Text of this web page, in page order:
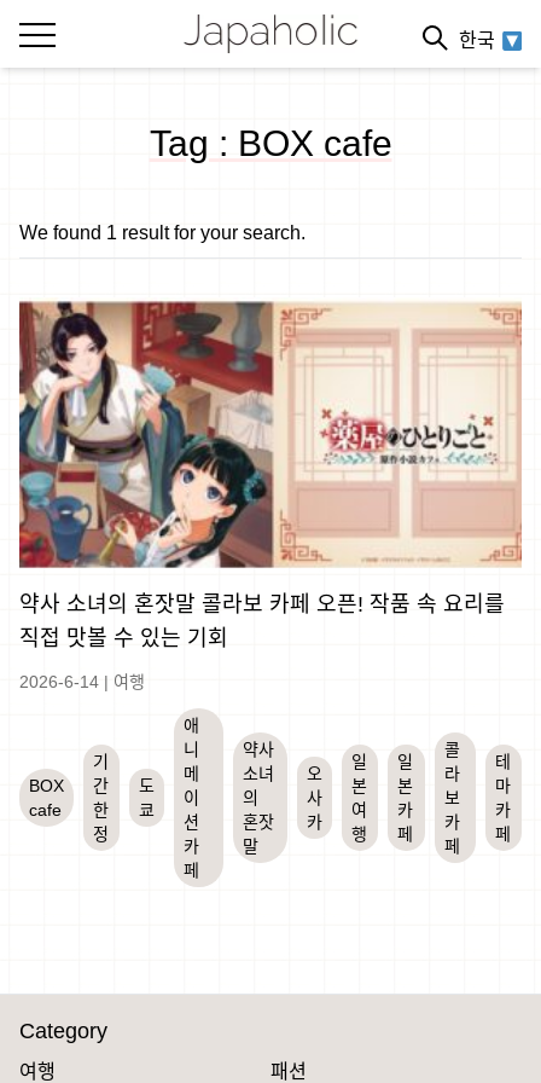
한국
Tag : BOX cafe
We found 1 result for your search.
약사 소녀의 혼잣말 콜라보 카페 오픈! 작품 속 요리를
직접 맛볼 수 있는 기회
2026-6-14 | 여행
BOX
cafe
기
간
한
정
도
쿄
애
니
메
이
션
카
페
약사
소녀
의
혼잣
말
오
사
카
일
본
여
행
일
본
카
페
콜
라
보
카
페
테
마
카
페
Category
여행 패션